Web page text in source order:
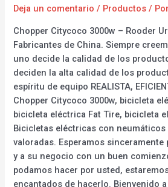
Deja un comentario / Productos / Por
Chopper Citycoco 3000w – Rooder
Fabricantes de China. Siempre
uno decide la calidad de los
deciden la alta calidad de los
espíritu de equipo REALISTA,
Chopper Citycoco 3000w, bicicleta
bicicleta eléctrica Fat Tire, bicicleta
Bicicletas eléctricas con
valoradas. Esperamos
y a su negocio con un buen
podamos hacer por usted,
encantados de hacerlo. Bienvenido